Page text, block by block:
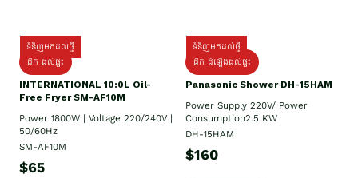
ទំនិញមកដល់ថ្មី
ដឹក ដល់ផ្ទះ
INTERNATIONAL 10:0L Oil-
Free Fryer SM-AF10M
Power 1800W | Voltage 220/240V |
50/60Hz
SM-AF10M
$65
ទំនិញមកដល់ថ្មី
ដឹក ដំឡើងដល់ផ្ទះ
Panasonic Shower DH-15HAM
Power Supply​ 220V/ Power
Consumption2.5 KW
DH-15HAM
$160